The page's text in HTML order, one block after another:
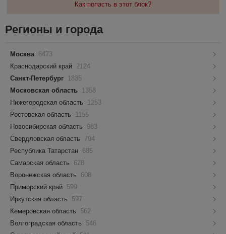
Как попасть в этот блок?
Регионы и города
Москва 6473
Краснодарский край 2124
Санкт-Петербург
1835
Московская область
1358
Нижегородская область
1253
Ростовская область
1155
Новосибирская область
983
Свердловская область
794
Республика Татарстан 685
Самарская область
628
Воронежская область
608
Приморский край 599
Иркутская область
597
Кемеровская область
562
Волгоградская область
546